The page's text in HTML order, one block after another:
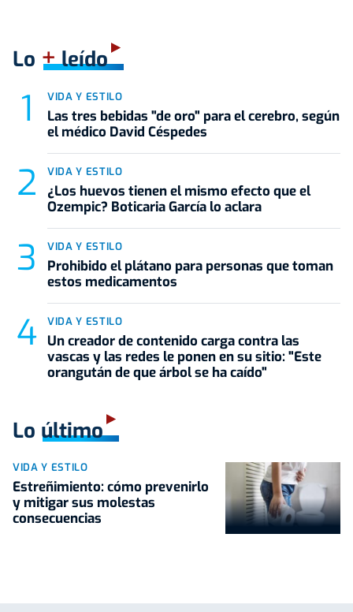
Lo +leído
VIDA Y ESTILO
Las tres bebidas "de oro" para el cerebro, según
el médico David Céspedes
VIDA Y ESTILO
¿Los huevos tienen el mismo efecto que el
Ozempic? Boticaria García lo aclara
VIDA Y ESTILO
Prohibido el plátano para personas que toman
estos medicamentos
VIDA Y ESTILO
Un creador de contenido carga contra las
vascas y las redes le ponen en su sitio: "Este
orangután de que árbol se ha caído"
Lo último
VIDA Y ESTILO
Estreñimiento: cómo prevenirlo
y mitigar sus molestas
consecuencias